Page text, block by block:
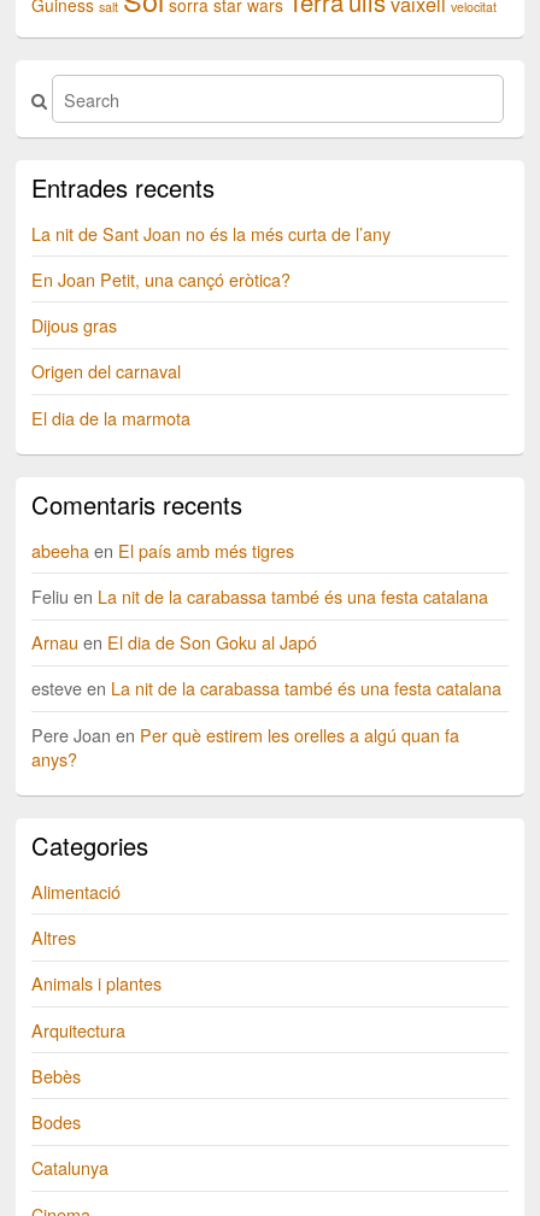
Guiness salt sorra star wars velocitat
Entrades recents
La nit de Sant Joan no és la més curta de l’any
En Joan Petit, una cançó eròtica?
Dijous gras
Origen del carnaval
El dia de la marmota
Comentaris recents
abeehaen El país amb més tigres
Feliu en La nit de la carabassa també és una festa catalana
Arnau en El dia de Son Goku al Japó
esteveen La nit de la carabassa també és una festa catalana
Pere Joan en Per què estirem les orelles a algú quan fa
anys?
Categories
Alimentació
Altres
Animals i plantes
Arquitectura
Bebès
Bodes
Catalunya